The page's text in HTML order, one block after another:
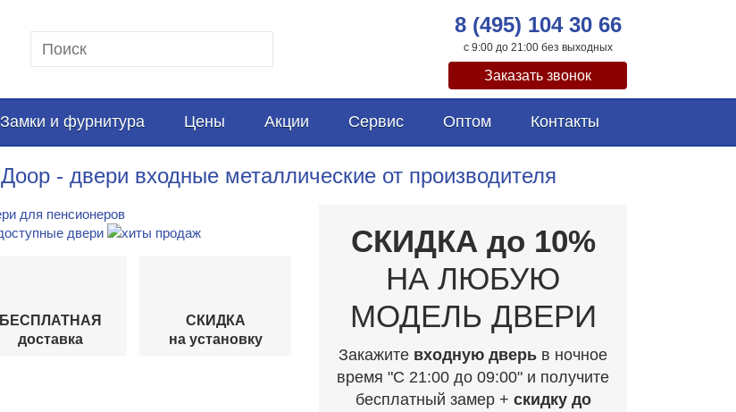
8 (495) 104 30 66
с 9:00 до 21:00 без выходных
Заказать звонок
Замки и фурнитура Цены Акции Сервис Оптом Контакты
- двери входные металлические от производителя
БЕСПЛАТНАЯ
доставка
СКИДКА
на установку
СКИДКА до 10%
НА ЛЮБУЮ
МОДЕЛЬ ДВЕРИ
Закажите входную дверь в ночное
время "C 21:00 до 09:00" и получите
бесплатный замер + скидку до